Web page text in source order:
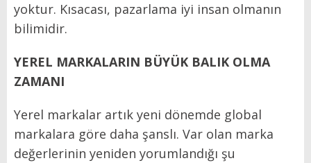
yoktur. Kısacası, pazarlama iyi insan olmanın
bilimidir.
YEREL MARKALARIN BÜYÜK BALIK OLMA
ZAMANI
Yerel markalar artık yeni dönemde global
markalara göre daha şanslı. Var olan marka
değerlerinin yeniden yorumlandığı şu